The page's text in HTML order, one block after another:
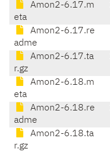
Amon2-6.17.m
eta
Amon2-6.17.re
adme
Amon2-6.17.ta
r.gz
Amon2-6.18.m
eta
Amon2-6.18.re
adme
Amon2-6.18.ta
r.gz